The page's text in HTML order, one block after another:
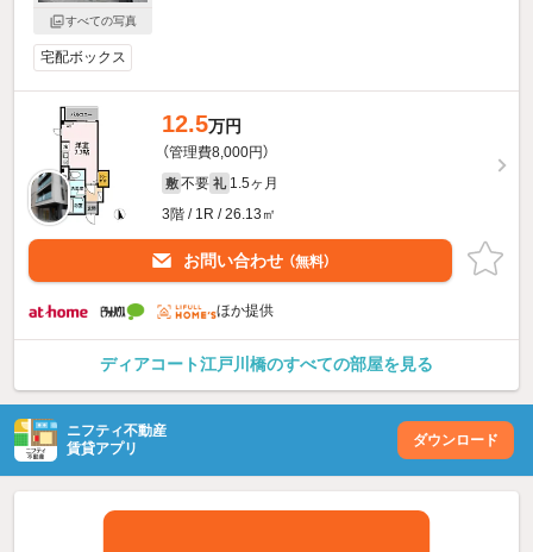
すべての写真
宅配ボックス
12.5万円
（管理費8,000円）
敷 不要 礼 1.5ヶ月
3階 / 1R / 26.13㎡
お問い合わせ （無料）
ほか提供
ディアコート江戸川橋のすべての部屋を見る
ニフティ不動産
賃貸アプリ
ダウンロード